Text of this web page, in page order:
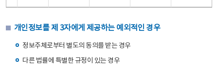
개인정보를 제 3자에게 제공하는 예외적인 경우
정보주체로부터 별도의 동의를 받는 경우
다른 법률에 특별한 규정이 있는 경우